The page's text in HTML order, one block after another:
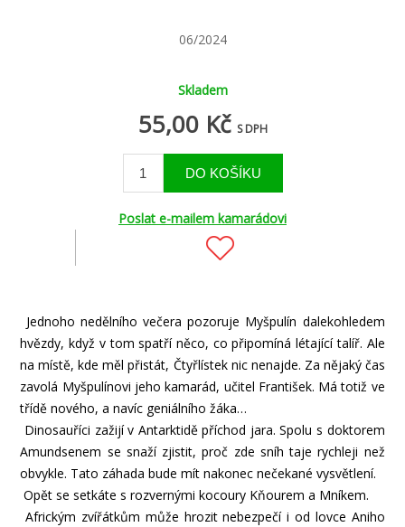
06/2024
Skladem
55,00 Kč S DPH
Poslat e-mailem kamarádovi
Jednoho nedělního večera pozoruje Myšpulín dalekohledem
hvězdy, když v tom spatří něco, co připomíná létající talíř. Ale
na místě, kde měl přistát, Čtyřlístek nic nenajde. Za nějaký čas
zavolá Myšpulínovi jeho kamarád, učitel František. Má totiž ve
třídě nového, a navíc geniálního žáka…
Dinosauříci zažijí v Antarktidě příchod jara. Spolu s doktorem
Amundsenem se snaží zjistit, proč zde sníh taje rychleji než
obvykle. Tato záhada bude mít nakonec nečekané vysvětlení.
Opět se setkáte s rozvernými kocoury Kňourem a Mníkem.
Africkým zvířátkům může hrozit nebezpečí i od lovce Aniho